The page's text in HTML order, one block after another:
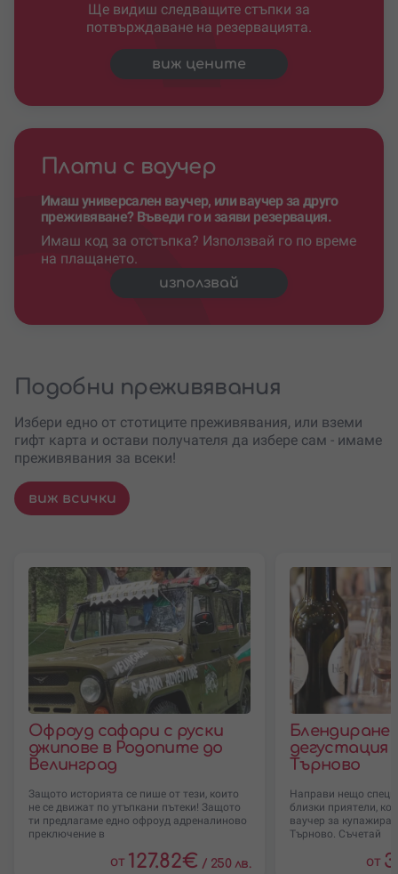
Ще видиш следващите стъпки за
потвърждаване на резервацията.
виж цените
Плати с ваучер
Имаш универсален ваучер, или ваучер за друго
преживяване? Въведи го и заяви резервация.
Имаш код за отстъпка? Използвай го по време
на плащането.
използвай
Подобни преживявания
Избери едно от стотиците преживявания, или вземи
гифт карта и остави получателя да избере сам - имаме
преживявания за всеки!
виж всички
Офроуд сафари с руски
джипове в Родопите до
Велинград
Защото историята се пише от тези, които
не се движат по утъпкани пътеки! Защото
ти предлагаме едно офроуд адреналиново
преключение в
от 127.82€ / 250 лв.
Блендиране
дегустация
Търново
Направи нещо
близки приятели,
ваучер за
Търново. Съчетай
от